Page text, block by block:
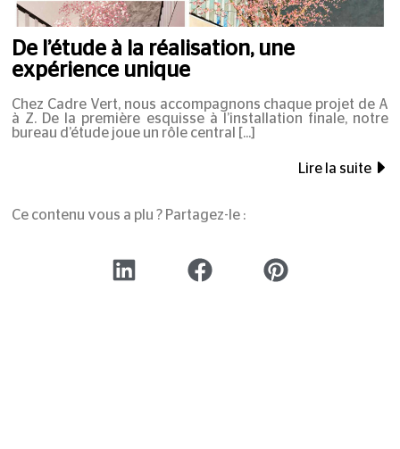
De l’étude à la réalisation, une
expérience unique
Chez Cadre Vert, nous accompagnons chaque projet de A
à Z. De la première esquisse à l’installation finale, notre
bureau d’étude joue un rôle central
Lire la suite
Ce contenu vous a plu ? Partagez-le :